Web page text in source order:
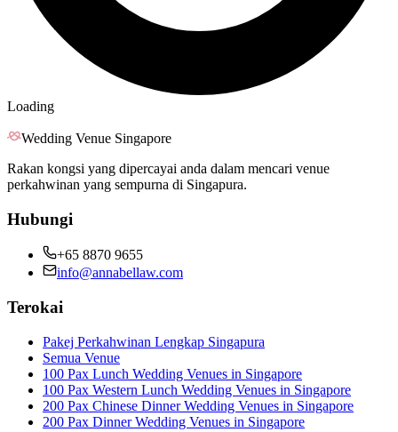
Loading
Wedding Venue Singapore
Rakan kongsi yang dipercayai anda dalam mencari venue
perkahwinan yang sempurna di Singapura.
Hubungi
+65 8870 9655
info@annabellaw.com
Terokai
Pakej Perkahwinan Lengkap Singapura
Semua Venue
100 Pax Lunch Wedding Venues in Singapore
100 Pax Western Lunch Wedding Venues in Singapore
200 Pax Chinese Dinner Wedding Venues in Singapore
200 Pax Dinner Wedding Venues in Singapore